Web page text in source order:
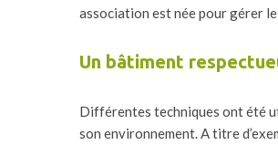
association est née pour gérer
Un bâtiment
Différentes techniques ont été
son environnement. A titre